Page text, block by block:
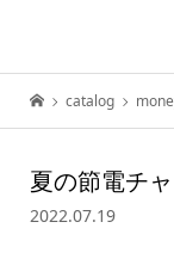
catalog
夏の節電チ
2022.07.19